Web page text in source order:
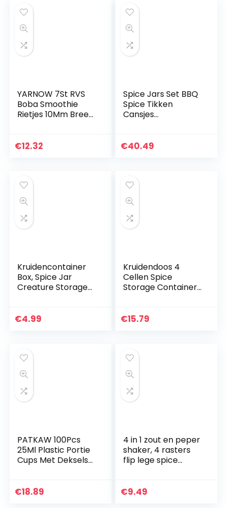
YARNOW 7St RVS
Boba Smoothie
Rietjes 10Mm Breed
Tea Rietjes Jumbo
€12.32
Spice Jars Set BBQ
Spice Tikken
Cansjes
Opbergdoos
€40.49
Kruidencontainer
Box, Spice Jar
Creature Storage
den met dubbele
€4.99
Kruidendoos 4
Cellen Spice
Storage Container
met Covers Lepels
€15.79
PATKAW 100Pcs
25Ml Plastic Portie
Cups Met Deksels
Kruiderij Dessert
€18.89
4 in 1 zout en peper
shaker, 4 rasters
flip lege spice
kruiden shaker
€9.49